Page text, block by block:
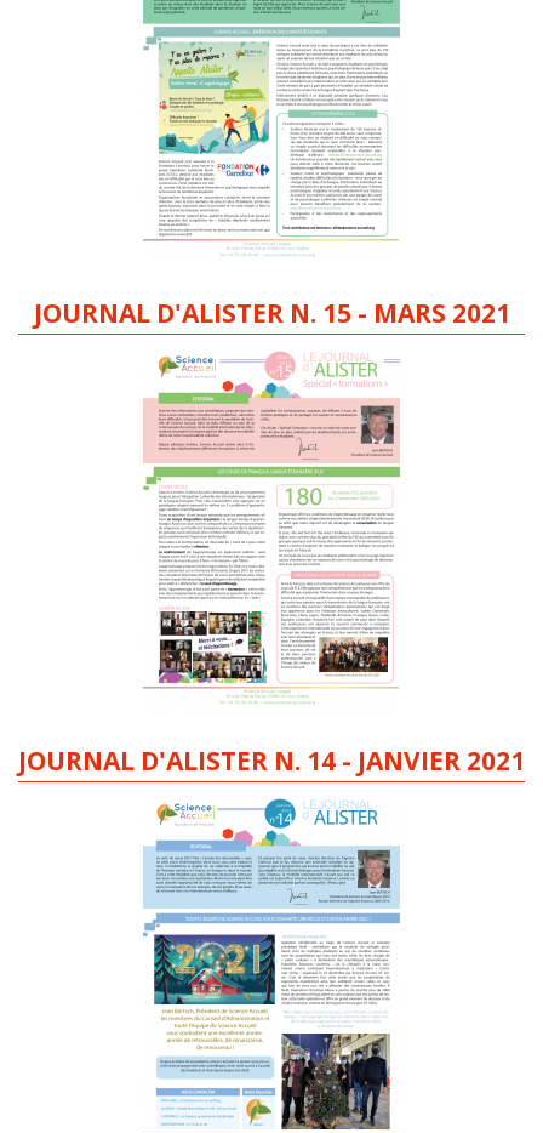
JOURNAL D'ALISTER N. 15 - MARS 2021
JOURNAL D'ALISTER N. 14 - JANVIER 2021